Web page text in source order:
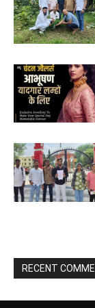
RECENT